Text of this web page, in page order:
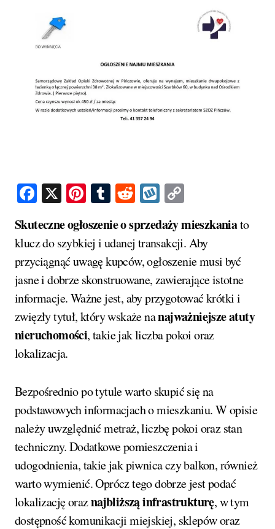
Facebook
X Pinterest
Tumblr
RedditWykop
Skuteczne ogłoszenie o sprzedaży mieszkaniato
klucz do szybkiej i udanej transakcji. Aby
przyciągnąć uwagę kupców, ogłoszenie musi być
jasne i dobrze skonstruowane, zawierające istotne
informacje. Ważne jest, aby przygotować krótki i
zwięzły tytuł, który wskaże nanajważniejsze atuty
nieruchomości, takie jak liczba pokoi oraz
lokalizacja.
Bezpośrednio po tytule warto skupić się na
podstawowych informacjach o mieszkaniu. W opisie
należy uwzględnić metraż, liczbę pokoi oraz stan
techniczny. Dodatkowe pomieszczenia i
udogodnienia, takie jak piwnica czy balkon, również
warto wymienić. Oprócz tego dobrze jest podać
lokalizację oraznajbliższą infrastrukturę, w tym
dostępność komunikacji miejskiej, sklepów oraz